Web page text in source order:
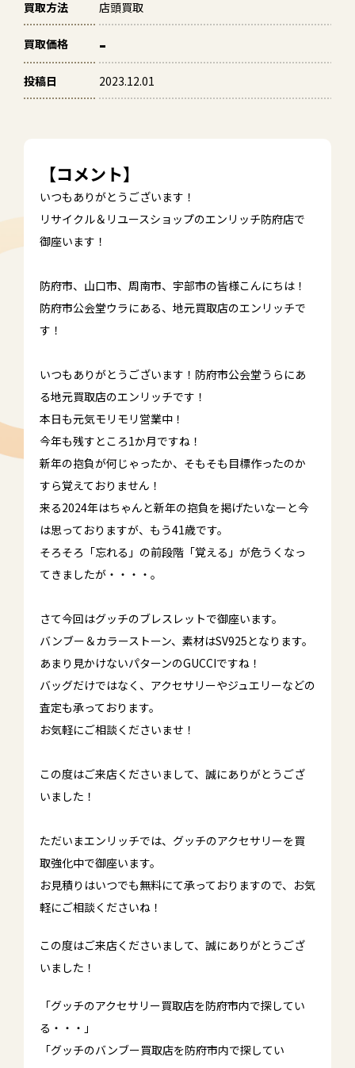
買取方法 店頭買取
買取価格 -
投稿日 2023.12.01
【コメント】
いつもありがとうございます！
リサイクル＆リユースショップのエンリッチ防府店で
御座います！
防府市、山口市、周南市、宇部市の皆様こんにちは！
防府市公会堂ウラにある、地元買取店のエンリッチで
す！
いつもありがとうございます！防府市公会堂うらにあ
る地元買取店のエンリッチです！
本日も元気モリモリ営業中！
今年も残すところ1か月ですね！
新年の抱負が何じゃったか、そもそも目標作ったのか
すら覚えておりません！
来る2024年はちゃんと新年の抱負を掲げたいなーと今
は思っておりますが、もう41歳です。
そろそろ「忘れる」の前段階「覚える」が危うくなっ
てきましたが・・・・。
さて今回はグッチのブレスレットで御座います。
バンブー＆カラーストーン、素材はSV925となります。
あまり見かけないパターンのGUCCIですね！
バッグだけではなく、アクセサリーやジュエリーなどの
査定も承っております。
お気軽にご相談くださいませ！
この度はご来店くださいまして、誠にありがとうござ
いました！
ただいまエンリッチでは、グッチのアクセサリーを買
取強化中で御座います。
お見積りはいつでも無料にて承っておりますので、お気
軽にご相談くださいね！
この度はご来店くださいまして、誠にありがとうござ
いました！
「グッチのアクセサリー買取店を防府市内で探してい
る・・・」
「グッチのバンブー買取店を防府市内で探してい